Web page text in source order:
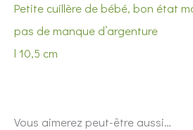
Petite cuillère de bébé, bon état
pas de manque d’argenture
l 10,5 cm
Vous aimerez peut-être aussi…